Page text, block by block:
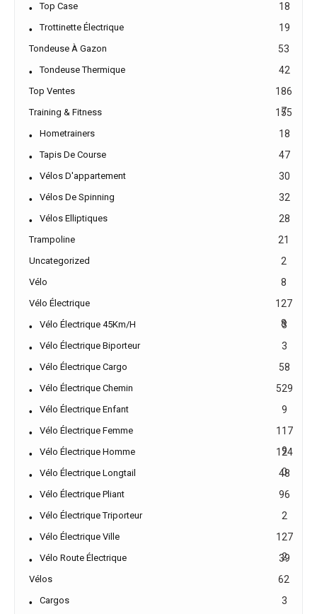
Top Case 18
Trottinette Électrique 19
Tondeuse À Gazon 53
Tondeuse Thermique 42
Top Ventes
186
7
Training & Fitness 155
Hometrainers 18
Tapis De Course 47
Vélos D'appartement 30
Vélos De Spinning 32
Vélos Elliptiques 28
Trampoline 21
Uncategorized 2
Vélo 8
Vélo Électrique
127
8
Vélo Électrique 45Km/h 3
Vélo Électrique Biporteur 3
Vélo Électrique Cargo 58
Vélo Électrique Chemin 529
Vélo Électrique Enfant 9
Vélo Électrique Femme
117
9
Vélo Électrique Homme
124
0
Vélo Électrique Longtail 48
Vélo Électrique Pliant 96
Vélo Électrique Triporteur 2
Vélo Électrique Ville
127
2
Vélo Route Électrique 39
Vélos 62
Cargos 3